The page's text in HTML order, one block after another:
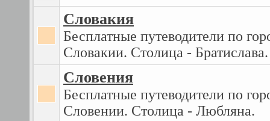
Словакия
Бесплатные путеводители по
Словакии. Столица - Братислава.
Словения
Бесплатные путеводители по
Словении. Столица - Любляна.